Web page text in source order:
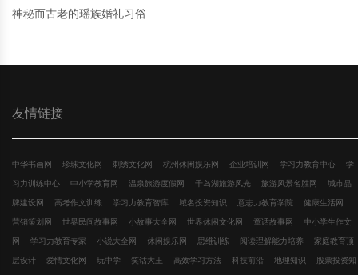
神秘而古老的瑶族婚礼习俗
友情链接
中华书画网 珍珠文化网 刺绣文化网 杭州休闲娱乐网 企业培训网 学习力教育中心 学
习力训练中心 中小学教育网 温泉旅游度假网 千岛湖旅游风光 旅游风景名胜网 城市品
牌建设网 高考作文训练 学习力教育智库 域名投资知识 意志力教育学院 健康生活网
营销策划网 世界民间故事网 小故事大全网 世界休闲文化网 童话故事网 中小学生作文
网 学习力教育专家 小说大全网 休闲娱乐网 思维训练 阅读理解能力培养 家庭教育顶
层设计 爱情文化网 玩中学 笑话大王 高效学习方法 科技前沿 地理知识 股票投资知